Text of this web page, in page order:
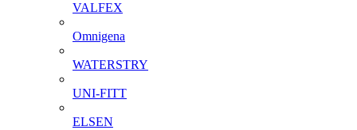
VALFEX
Omnigena
WATERSTRY
UNI-FITT
ELSEN